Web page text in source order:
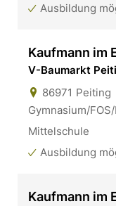
Ausbildung
Kaufmann im
V-Baumarkt
86971 Peiting
Gymnasium/
Mittelschule
Ausbildung
Kaufmann im